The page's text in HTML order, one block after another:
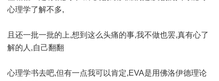
心理学了解不多,
且还一批一批的上,想到这么头痛的事,我不做也罢,真有心了
解的人,自己翻翻
心理学书去吧,但有一点我可以肯定,EVA是用佛洛伊德理论